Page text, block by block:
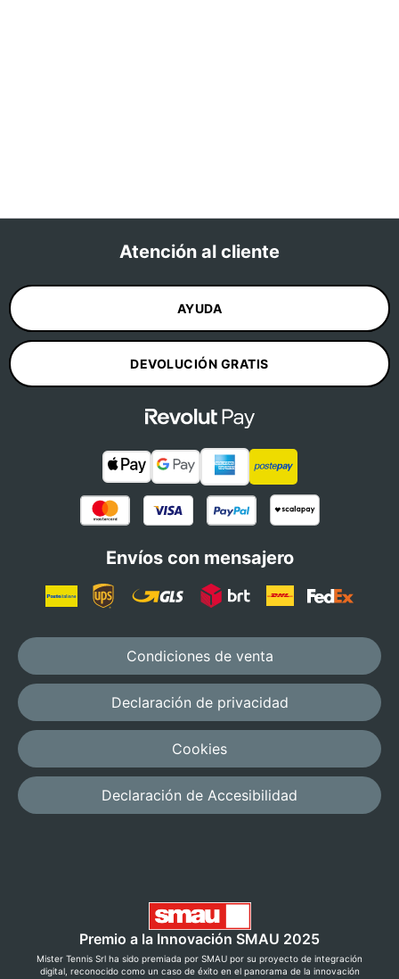
Atención al cliente
AYUDA
DEVOLUCIÓN GRATIS
Envíos con mensajero
Condiciones de venta
Declaración de privacidad
Cookies
Declaración de Accesibilidad
Premio a la Innovación SMAU 2025
Mister Tennis Srl ha sido premiada por SMAU por su proyecto de integración
digital, reconocido como un caso de éxito en el panorama de la innovación